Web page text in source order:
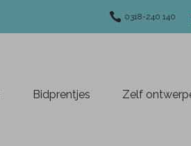
0318-240 140
Bidprentjes Zelf